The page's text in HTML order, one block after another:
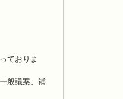
ておりま
般議案、補